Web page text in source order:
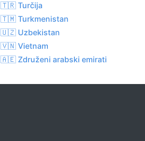
🇹🇷 Turčija
🇹🇲 Turkmenistan
🇺🇿 Uzbekistan
🇻🇳 Vietnam
🇦🇪 Združeni arabski emirati